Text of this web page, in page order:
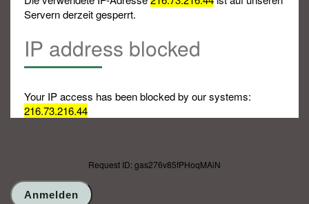
Servern derzeit gesperrt.
IP address blocked
Your IP access has been blocked by our systems:
216.73.216.44
Request ID: gas276v85fPHoqMAiN